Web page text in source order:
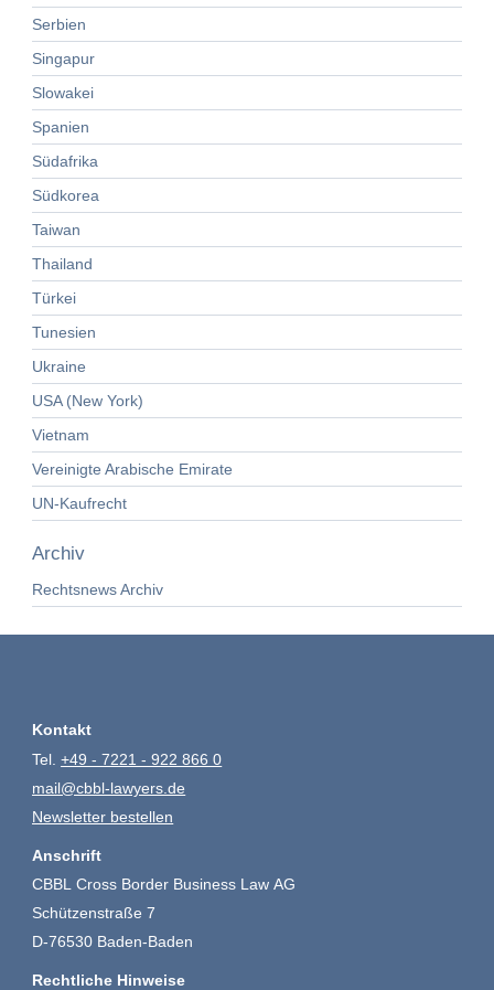
Serbien
Singapur
Slowakei
Spanien
Südafrika
Südkorea
Taiwan
Thailand
Türkei
Tunesien
Ukraine
USA (New York)
Vietnam
Vereinigte Arabische Emirate
UN-Kaufrecht
Archiv
Rechtsnews Archiv
Kontakt
Tel.+49 - 7221 - 922 866 0
mail@cbbl-lawyers.de
Newsletter bestellen
Anschrift
CBBL Cross Border Business Law AG
Schützenstraße 7
D-76530 Baden-Baden
Rechtliche Hinweise